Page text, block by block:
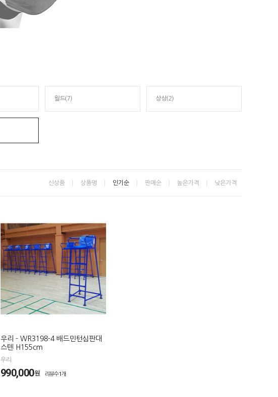
월드(7) 상상(2)
신상품 상품명 인기순 판매순 높은가격 낮은가격
우리 - WR3198-4 배드민턴심판대
스텐 H155cm
우리
990,000원 리뷰수1개